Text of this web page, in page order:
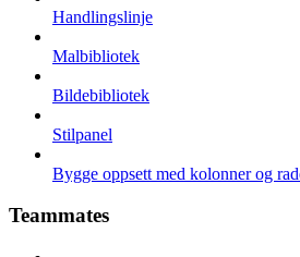
Handlingslinje
Malbibliotek
Bildebibliotek
Stilpanel
Bygge oppsett med kolonner og
Teammates